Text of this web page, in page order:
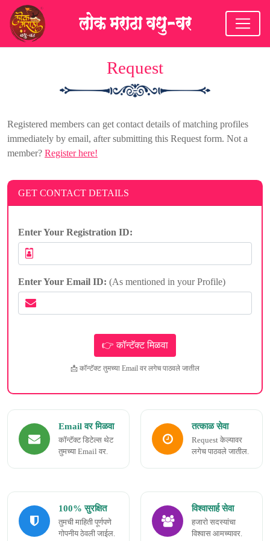
Request
Registered members can get contact details of matching profiles
immediately by email, after submitting this Request form. Not a
member? Register here!
GET CONTACT DETAILS
Enter Your Registration ID:
Enter Your Email ID: (As mentioned in your Profile)
📩 कॉन्टॅक्ट तुमच्या Email वर लगेच पाठवले जातील
Email वर मिळवा
कॉन्टॅक्ट डिटेल्स थेट
तुमच्या Email वर.
तत्काळ सेवा
Request केल्यावर
लगेच पाठवले जातील.
100% सुरक्षित
तुमची माहिती पूर्णपणे
गोपनीय ठेवली जाईल.
विश्वासार्ह सेवा
हजारो सदस्यांचा
विश्वास आमच्यावर.